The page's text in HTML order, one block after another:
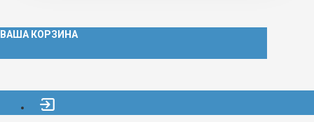
ВАША КОРЗИНА